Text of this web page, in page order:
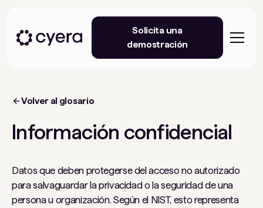
Solicita una
demostración
Volver al glosario
Información confidencial
Datos que deben protegerse del acceso no autorizado
para salvaguardar la privacidad o la seguridad de una
persona u organización. Según el NIST, esto representa